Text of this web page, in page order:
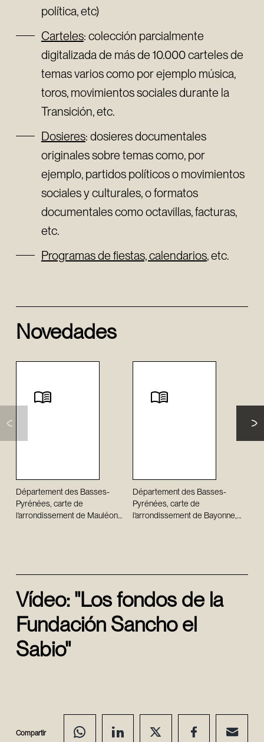
política, etc)
Carteles: colección parcialmente
digitalizada de más de 10.000 carteles de
temas varios como por ejemplo música,
toros, movimientos sociales durante la
Transición, etc.
Dosieres: dosieres documentales
originales sobre temas como, por
ejemplo, partidos políticos o movimientos
sociales y culturales, o formatos
documentales como octavillas, facturas,
etc.
Programas de fiestas, calendarios, etc.
Novedades
Département des Basses-
Pyrénées, carte de
l'arrondissement de Mauléon
Département des Basses-
Pyrénées, carte de
l'arrondissement de Bayonne,
Vídeo: "Los fondos de la
Fundación Sancho el
Sabio"
Compartir